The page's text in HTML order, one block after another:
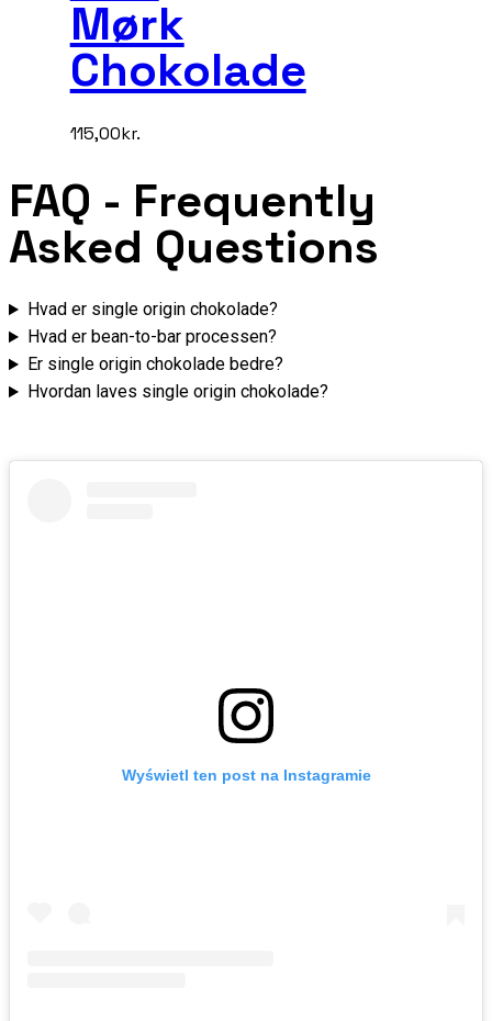
Mørk
Chokolade
115,00kr.
FAQ - Frequently
Asked Questions
Hvad er single origin chokolade?
Hvad er bean-to-bar processen?
Er single origin chokolade bedre?
Hvordan laves single origin chokolade?
Wyświetl ten post na Instagramie